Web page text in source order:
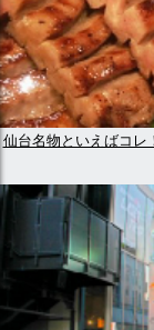
仙台名物といえばコレ